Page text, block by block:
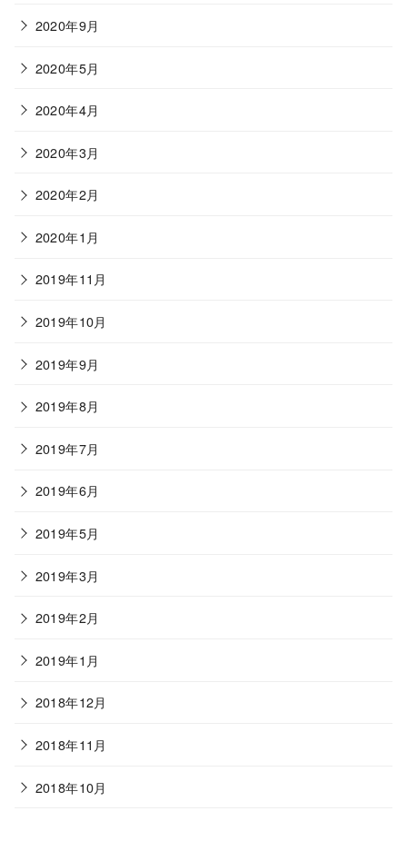
2020年9月
2020年5月
2020年4月
2020年3月
2020年2月
2020年1月
2019年11月
2019年10月
2019年9月
2019年8月
2019年7月
2019年6月
2019年5月
2019年3月
2019年2月
2019年1月
2018年12月
2018年11月
2018年10月